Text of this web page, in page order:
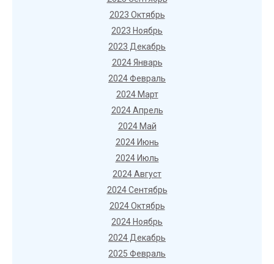
2023 Октябрь
2023 Ноябрь
2023 Декабрь
2024 Январь
2024 Февраль
2024 Март
2024 Апрель
2024 Май
2024 Июнь
2024 Июль
2024 Август
2024 Сентябрь
2024 Октябрь
2024 Ноябрь
2024 Декабрь
2025 Февраль